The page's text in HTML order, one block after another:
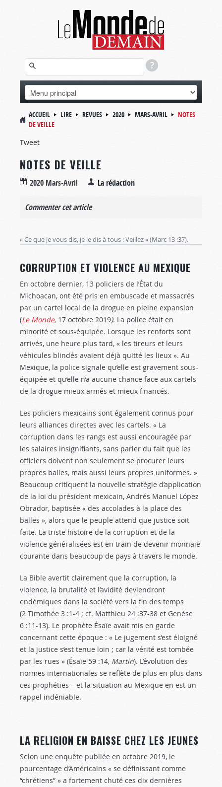
ACCUEIL LIRE REVUES 2020 MARS-AVRIL
NOTES
DE VEILLE
Tweet
NOTES DE VEILLE
2020 Mars-Avril La rédaction
Commenter cet article
« Ce que je vous dis, je le dis à tous : Veillez » (Marc 13 :37).
CORRUPTION ET VIOLENCE AU MEXIQUE
En octobre dernier, 13 policiers de l’État du
Michoacan, ont été pris en embuscade et massacrés
par un cartel local de la drogue en pleine expansion
(Le Monde, 17 octobre 2019). La police était en
minorité et sous-équipée. Lorsque les renforts sont
arrivés, une heure plus tard, « les tireurs et leurs
véhicules blindés avaient déjà quitté les lieux ». Au
Mexique, la police signale qu’elle est gravement sous-
équipée et qu’elle n’a aucune chance face aux cartels
de la drogue mieux armés et mieux financés.
Les policiers mexicains sont également connus pour
leurs alliances directes avec les cartels. « La
corruption dans les rangs est aussi encouragée par
les salaires insignifiants, sans parler du fait que les
officiers doivent non seulement se procurer leurs
propres balles, mais aussi leurs propres uniformes. »
Beaucoup critiquent la nouvelle stratégie d’application
de la loi du président mexicain, Andrés Manuel López
Obrador, baptisée « des accolades à la place des
balles », alors que le peuple attend que justice soit
faite. La triste histoire de la corruption et de la
violence généralisées est en train de devenir monnaie
courante dans beaucoup de pays à travers le monde.
La Bible avertit clairement que la corruption, la
violence, la brutalité et l’avidité deviendront
endémiques dans la société vers la fin des temps
(2 Timothée 3 :1-4 ; cf. Matthieu 24 :37-38 et Genèse
6 :11-13). Le prophète Ésaïe avait mis en garde
concernant cette époque : « Le jugement s’est éloigné
et la justice s’est tenue loin ; car la vérité est tombée
par les rues » (Ésaïe 59 :14, Martin). L’évolution des
normes internationales se reflète de plus en plus dans
ces prophéties – et la situation au Mexique en est un
rappel indéniable.
LA RELIGION EN BAISSE CHEZ LES JEUNES
Selon une enquête publiée en octobre 2019, le
pourcentage d’Américains « se définissant comme
“chrétiens” » a fortement chuté ces dix dernières